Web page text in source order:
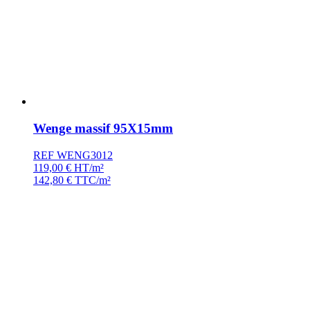
Wenge massif 95X15mm
REF WENG3012
119,00 € HT/m²
142,80 € TTC/m²